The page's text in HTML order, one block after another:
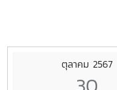
ตุลาคม 2567